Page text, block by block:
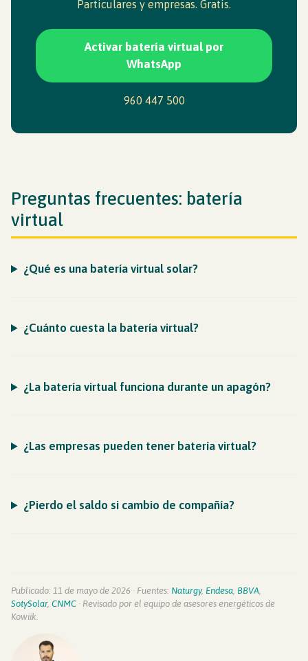
Particulares y empresas. Gratis.
Activar batería virtual por
WhatsApp
960 447 500
Preguntas frecuentes: batería
virtual
¿Qué es una batería virtual solar?
¿Cuánto cuesta la batería virtual?
¿La batería virtual funciona durante un apagón?
¿Las empresas pueden tener batería virtual?
¿Pierdo el saldo si cambio de compañía?
Publicado: 11 de mayo de 2026 · Fuentes: Naturgy, Endesa, BBVA,
SotySolar, CNMC · Revisado por el equipo de asesores energéticos de
Kowiik.